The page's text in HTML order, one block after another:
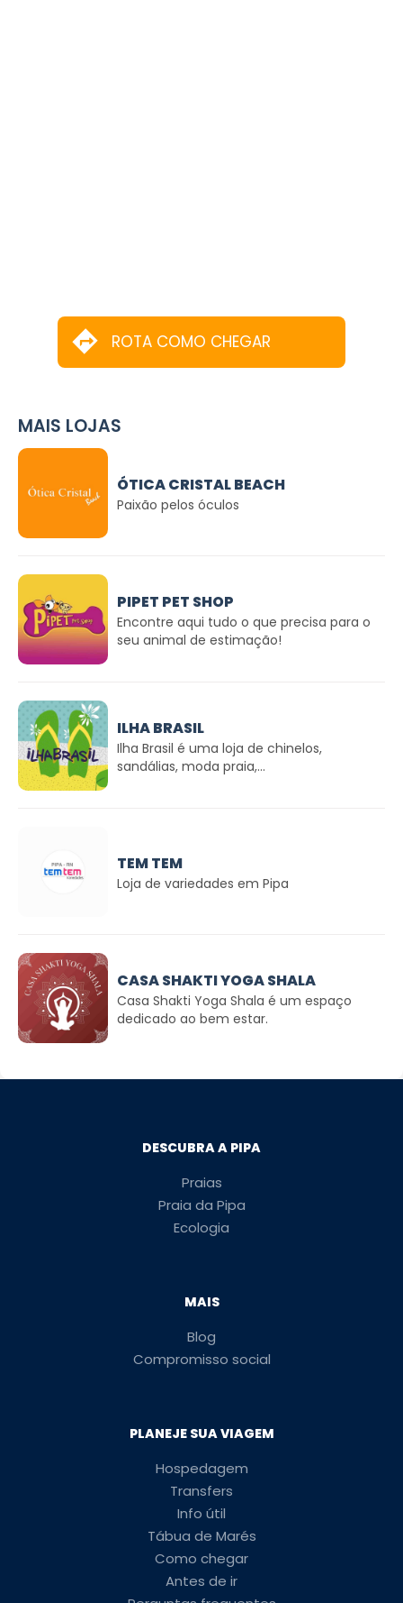
ROTA COMO CHEGAR
MAIS LOJAS
ÓTICA CRISTAL BEACH
Paixão pelos óculos
PIPET PET SHOP
Encontre aqui tudo o que precisa para o
seu animal de estimação!
ILHA BRASIL
Ilha Brasil é uma loja de chinelos,
sandálias, moda praia,...
TEM TEM
Loja de variedades em Pipa
CASA SHAKTI YOGA SHALA
Casa Shakti Yoga Shala é um espaço
dedicado ao bem estar.
DESCUBRA A PIPA
Praias
Praia da Pipa
Ecologia
MAIS
Blog
Compromisso social
PLANEJE SUA VIAGEM
Hospedagem
Transfers
Info útil
Tábua de Marés
Como chegar
Antes de ir